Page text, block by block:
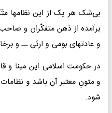
بی‌شک هر یک از این نظامها
برآمده از ذهن متفکّران و
و عادتهای بومی و ارثی ــ و
در حکومت اسلامی این مبنا و
و متونِ معتبر آن باشد و نظامات
شود.